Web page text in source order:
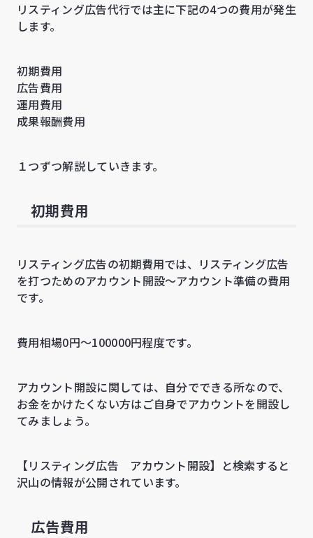
リスティング広告代行では主に下記の4つの費用が発生
します。
初期費用
広告費用
運用費用
成果報酬費用
１つずつ解説していきます。
初期費用
リスティング広告の初期費用では、リスティング広告
を打つためのアカウント開設〜アカウント準備の費用
です。
費用相場0円〜100000円程度です。
アカウント開設に関しては、自分でできる所なので、
お金をかけたくない方はご自身でアカウントを開設し
てみましょう。
【リスティング広告 アカウント開設】と検索すると
沢山の情報が公開されています。
広告費用